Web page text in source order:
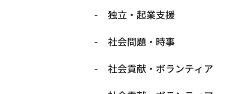
独立・起業支援
社会問題・時事
社会貢献・ボランティア